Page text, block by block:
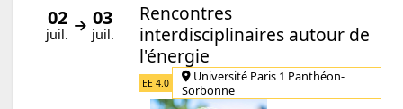
Du
02
juil. au
03
juil.
Rencontres
interdisciplinaires autour de
l'énergie
EE 4.0
Université Paris 1 Panthéon-
Sorbonne